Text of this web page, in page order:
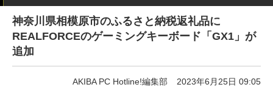
神奈川県相模原市のふるさと納税返礼品に
REALFORCEのゲーミングキーボード「GX1」が
追加
AKIBA PC Hotline!編集部 2023年6月25日 09:05